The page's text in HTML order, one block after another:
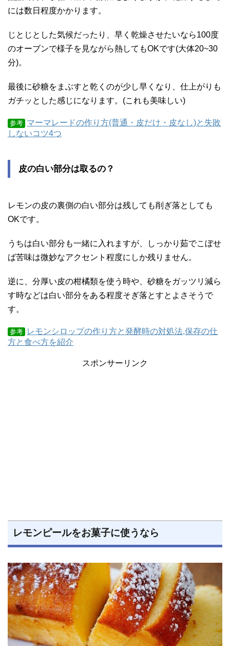
には数日程度かかります。
じとじとした気候だったり、早く乾燥させたいなら100度
のオーブンで様子を見ながら熱してもOKです(大体20~30
分)。
最後に砂糖をまぶすと乾くのが少し早くなり、仕上がりも
ガチッとした感じになります。(これも美味しい)
参考 マーマレードの作り方(普通・皮だけ・皮なし)と失敗
しないコツ4つ
皮の白い部分は取るの？
レモンの皮の裏側の白い部分は残しても削ぎ落としても
OKです。
うちは白い部分も一緒に入れますが、しっかり茹でこぼせ
ば苦味は微妙なアクセント程度にしか残りません。
逆に、分厚い皮の柑橘類を使う時や、砂糖をガッツリ減ら
す時などは白い部分をある程度そぎ落とすとよさそうで
す。
参考
レモンシロップの作り方と発酵時の対処法,保存の仕
方と食べ方を紹介
スポンサーリンク
レモンピールをお菓子に使うなら